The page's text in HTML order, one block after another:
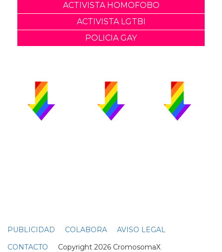
ACTIVISTA HOMOFOBO
ACTIVISTA LGTBI
POLICIA GAY
PUBLICIDAD COLABORA
AVISO LEGAL
CONTACTO Copyright 2026 CromosomaX